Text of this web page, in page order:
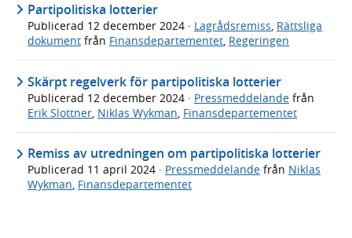
Partipolitiska lotterier
Publicerad 12 december 2024 · Lagrådsremiss, Rättsliga
dokument från Finansdepartementet, Regeringen
Skärpt regelverk för partipolitiska lotterier
Publicerad 12 december 2024 · Pressmeddelande från
Erik Slottner Niklas Wykman Finansdepartementet
Remiss av utredningen om partipolitiska lotterier
Publicerad 11 april 2024 · Pressmeddelande från Niklas
Wykman, Finansdepartementet